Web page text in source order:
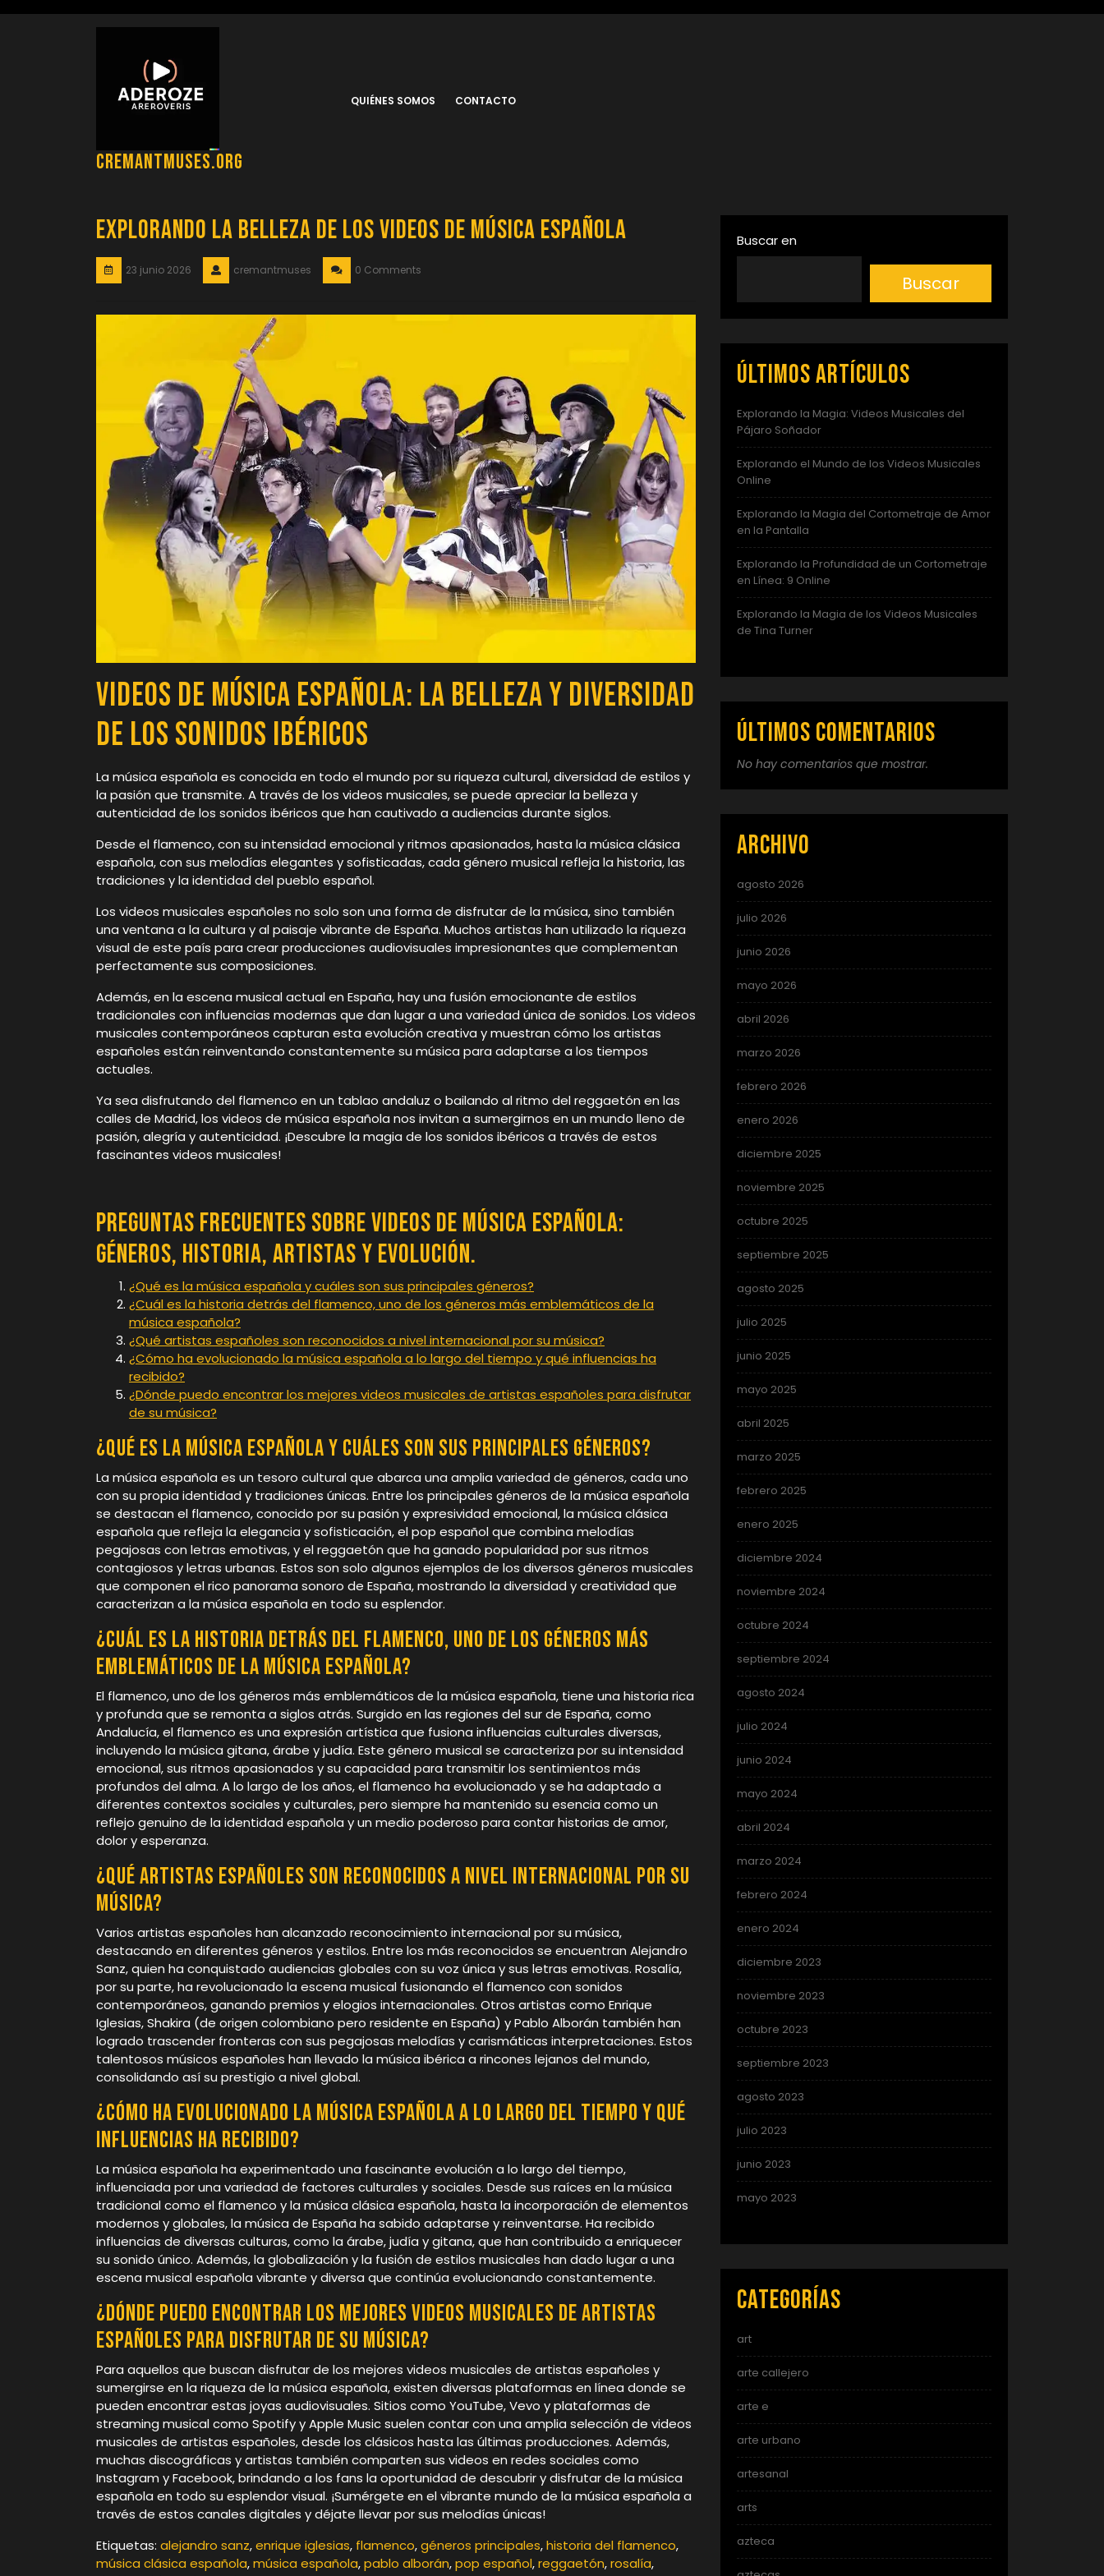
cremantmuses.org
QUIÉNES SOMOS CONTACTO
Explorando la Belleza de los Videos de Música Española
23 junio 2026 cremantmuses 0 Comments
Videos de Música Española: La Belleza y Diversidad
de los Sonidos Ibéricos
La música española es conocida en todo el mundo por su riqueza cultural, diversidad de estilos y
la pasión que transmite. A través de los videos musicales, se puede apreciar la belleza y
autenticidad de los sonidos ibéricos que han cautivado a audiencias durante siglos.
Desde el flamenco, con su intensidad emocional y ritmos apasionados, hasta la música clásica
española, con sus melodías elegantes y sofisticadas, cada género musical refleja la historia, las
tradiciones y la identidad del pueblo español.
Los videos musicales españoles no solo son una forma de disfrutar de la música, sino también
una ventana a la cultura y al paisaje vibrante de España. Muchos artistas han utilizado la riqueza
visual de este país para crear producciones audiovisuales impresionantes que complementan
perfectamente sus composiciones.
Además, en la escena musical actual en España, hay una fusión emocionante de estilos
tradicionales con influencias modernas que dan lugar a una variedad única de sonidos. Los videos
musicales contemporáneos capturan esta evolución creativa y muestran cómo los artistas
españoles están reinventando constantemente su música para adaptarse a los tiempos
actuales.
Ya sea disfrutando del flamenco en un tablao andaluz o bailando al ritmo del reggaetón en las
calles de Madrid, los videos de música española nos invitan a sumergirnos en un mundo lleno de
pasión, alegría y autenticidad. ¡Descubre la magia de los sonidos ibéricos a través de estos
fascinantes videos musicales!
Preguntas Frecuentes sobre Videos de Música Española:
Géneros, Historia, Artistas y Evolución.
¿Qué es la música española y cuáles son sus principales géneros?
¿Cuál es la historia detrás del flamenco, uno de los géneros más emblemáticos de la
música española?
¿Qué artistas españoles son reconocidos a nivel internacional por su música?
¿Cómo ha evolucionado la música española a lo largo del tiempo y qué influencias ha
recibido?
¿Dónde puedo encontrar los mejores videos musicales de artistas españoles para disfrutar
de su música?
¿Qué es la música española y cuáles son sus principales géneros?
La música española es un tesoro cultural que abarca una amplia variedad de géneros, cada uno
con su propia identidad y tradiciones únicas. Entre los principales géneros de la música española
se destacan el flamenco, conocido por su pasión y expresividad emocional, la música clásica
española que refleja la elegancia y sofisticación, el pop español que combina melodías
pegajosas con letras emotivas, y el reggaetón que ha ganado popularidad por sus ritmos
contagiosos y letras urbanas. Estos son solo algunos ejemplos de los diversos géneros musicales
que componen el rico panorama sonoro de España, mostrando la diversidad y creatividad que
caracterizan a la música española en todo su esplendor.
¿Cuál es la historia detrás del flamenco, uno de los géneros más
emblemáticos de la música española?
El flamenco, uno de los géneros más emblemáticos de la música española, tiene una historia rica
y profunda que se remonta a siglos atrás. Surgido en las regiones del sur de España, como
Andalucía, el flamenco es una expresión artística que fusiona influencias culturales diversas,
incluyendo la música gitana, árabe y judía. Este género musical se caracteriza por su intensidad
emocional, sus ritmos apasionados y su capacidad para transmitir los sentimientos más
profundos del alma. A lo largo de los años, el flamenco ha evolucionado y se ha adaptado a
diferentes contextos sociales y culturales, pero siempre ha mantenido su esencia como un
reflejo genuino de la identidad española y un medio poderoso para contar historias de amor,
dolor y esperanza.
¿Qué artistas españoles son reconocidos a nivel internacional por su
música?
Varios artistas españoles han alcanzado reconocimiento internacional por su música,
destacando en diferentes géneros y estilos. Entre los más reconocidos se encuentran Alejandro
Sanz, quien ha conquistado audiencias globales con su voz única y sus letras emotivas. Rosalía,
por su parte, ha revolucionado la escena musical fusionando el flamenco con sonidos
contemporáneos, ganando premios y elogios internacionales. Otros artistas como Enrique
Iglesias, Shakira (de origen colombiano pero residente en España) y Pablo Alborán también han
logrado trascender fronteras con sus pegajosas melodías y carismáticas interpretaciones. Estos
talentosos músicos españoles han llevado la música ibérica a rincones lejanos del mundo,
consolidando así su prestigio a nivel global.
¿Cómo ha evolucionado la música española a lo largo del tiempo y qué
influencias ha recibido?
La música española ha experimentado una fascinante evolución a lo largo del tiempo,
influenciada por una variedad de factores culturales y sociales. Desde sus raíces en la música
tradicional como el flamenco y la música clásica española, hasta la incorporación de elementos
modernos y globales, la música de España ha sabido adaptarse y reinventarse. Ha recibido
influencias de diversas culturas, como la árabe, judía y gitana, que han contribuido a enriquecer
su sonido único. Además, la globalización y la fusión de estilos musicales han dado lugar a una
escena musical española vibrante y diversa que continúa evolucionando constantemente.
¿Dónde puedo encontrar los mejores videos musicales de artistas
españoles para disfrutar de su música?
Para aquellos que buscan disfrutar de los mejores videos musicales de artistas españoles y
sumergirse en la riqueza de la música española, existen diversas plataformas en línea donde se
pueden encontrar estas joyas audiovisuales. Sitios como YouTube, Vevo y plataformas de
streaming musical como Spotify y Apple Music suelen contar con una amplia selección de videos
musicales de artistas españoles, desde los clásicos hasta las últimas producciones. Además,
muchas discográficas y artistas también comparten sus videos en redes sociales como
Instagram y Facebook, brindando a los fans la oportunidad de descubrir y disfrutar de la música
española en todo su esplendor visual. ¡Sumérgete en el vibrante mundo de la música española a
través de estos canales digitales y déjate llevar por sus melodías únicas!
Etiquetas: alejandro sanz,enrique iglesias, flamenco,géneros principales,historia del flamenco,
música clásica española,música española,pablo alborán,pop español,reggaetón,rosalía,
Buscar en
Buscar
Últimos artículos
Explorando la Magia: Videos Musicales del
Pájaro Soñador
Explorando el Mundo de los Videos Musicales
Online
Explorando la Magia del Cortometraje de Amor
en la Pantalla
Explorando la Profundidad de un Cortometraje
en Línea: 9 Online
Explorando la Magia de los Videos Musicales
de Tina Turner
Últimos comentarios
No hay comentarios que mostrar.
Archivo
agosto 2026
julio 2026
junio 2026
mayo 2026
abril 2026
marzo 2026
febrero 2026
enero 2026
diciembre 2025
noviembre 2025
octubre 2025
septiembre 2025
agosto 2025
julio 2025
junio 2025
mayo 2025
abril 2025
marzo 2025
febrero 2025
enero 2025
diciembre 2024
noviembre 2024
octubre 2024
septiembre 2024
agosto 2024
julio 2024
junio 2024
mayo 2024
abril 2024
marzo 2024
febrero 2024
enero 2024
diciembre 2023
noviembre 2023
octubre 2023
septiembre 2023
agosto 2023
julio 2023
junio 2023
mayo 2023
Categorías
art
arte callejero
arte e
arte urbano
artesanal
arts
azteca